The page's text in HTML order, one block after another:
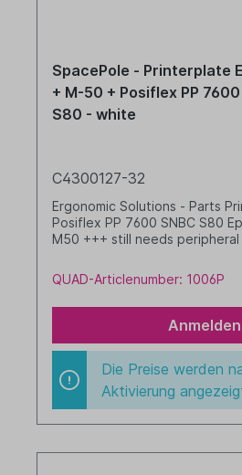
SpacePole - Printerplate
+ M-50 + Posiflex PP 7600
S80 - white
C4300127-32
Ergonomic Solutions - Parts
Posiflex PP 7600 SNBC S80
M50 +++ still needs peripheral
QUAD-Articlenumber: 1006P
Anmelden
Die Preise werden
Aktivierung